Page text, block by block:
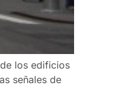
los edificios
señales de